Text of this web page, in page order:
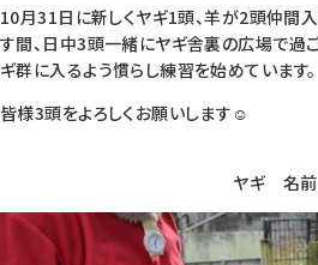
10月31日に新しくヤギ1頭、羊が2頭仲間
す間、日中3頭一緒にヤギ舎裏の広場で過
ギ群に入るよう慣らし練習を始めています。
皆様3頭をよろしくお願いします☺
ヤギ 名前：